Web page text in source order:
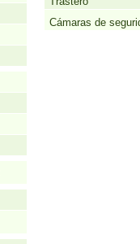
Cámarаs de